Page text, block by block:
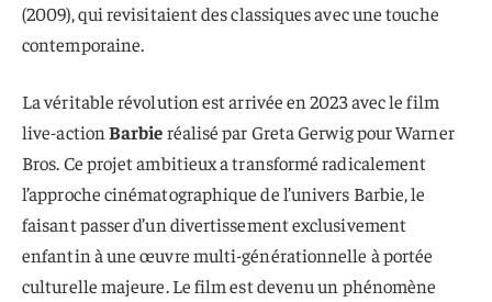
(2009), qui revisitaient des classiques avec une touche
contemporaine.
La véritable révolution est arrivée en 2023 avec le film
live-actionBarbieréalisé par Greta Gerwig pour Warner
Bros. Ce projet ambitieux a transformé radicalement
l’approche cinématographique de l’univers Barbie, le
faisant passer d’un divertissement exclusivement
enfantin à une œuvre multi-générationnelle à portée
culturelle majeure. Le film est devenu un phénomène